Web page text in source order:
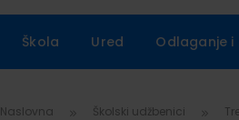
Škola Ured Odlaganje i
Naslovna Školski udžbenici